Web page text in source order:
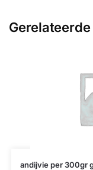
andijvie per 300gr